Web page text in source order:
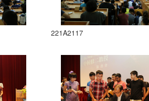
221A2117